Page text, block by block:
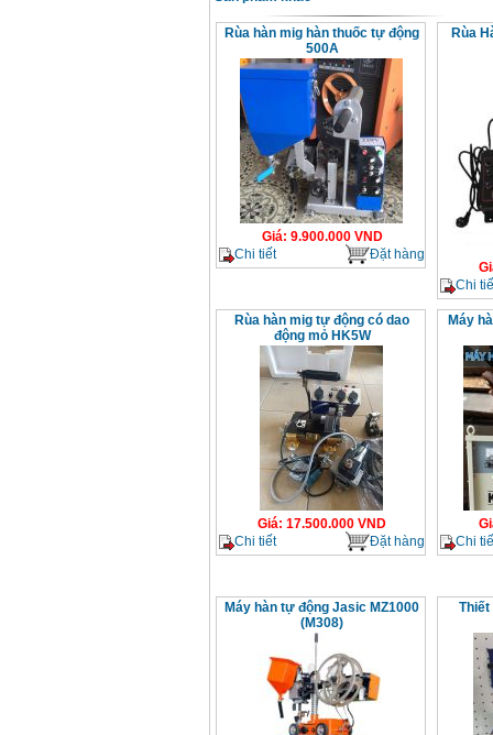
Rùa hàn mig hàn thuốc tự động
500A
Giá: 9.900.000VND
Chi tiết
Đặt hàng
Rùa
Chi
Rùa hàn mig tự động có dao
động mỏ HK5W
Giá: 17.500.000 VND
Chi tiết
Đặt hàng
Máy
Chi
Máy hàn tự động Jasic MZ1000
(M308)
Thiết